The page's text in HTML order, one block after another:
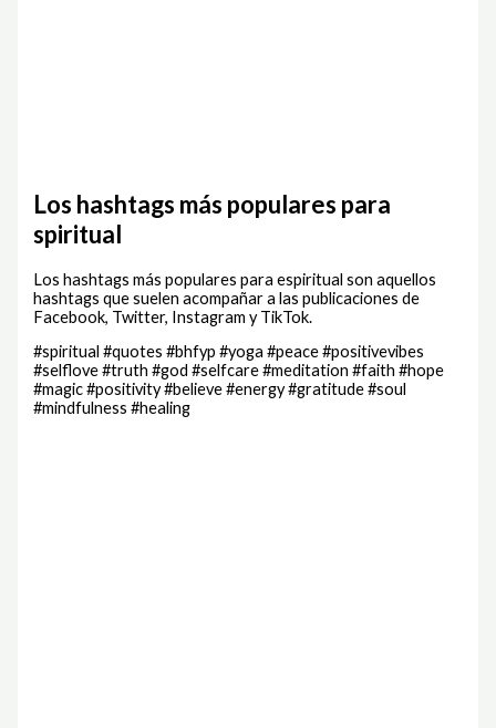
Los hashtags más populares para
spiritual
Los hashtags más populares para espiritual son aquellos
hashtags que suelen acompañar a las publicaciones de
Facebook, Twitter, Instagram y TikTok.
#spiritual #quotes #bhfyp #yoga #peace #positivevibes
#selflove #truth #god #selfcare #meditation #faith #hope
#magic #positivity #believe #energy #gratitude #soul
#mindfulness #healing